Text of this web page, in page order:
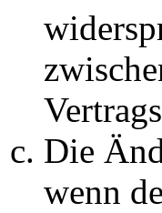
Die
wenn